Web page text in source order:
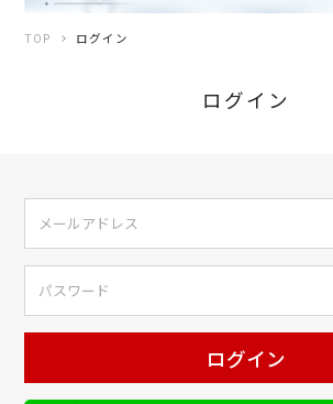
TOP ログイン
ログイン
ログイン